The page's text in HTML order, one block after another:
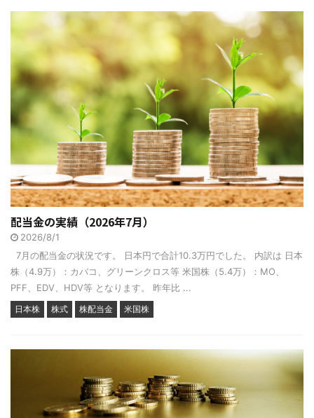
配当金の実績（2026年7月）
2026/8/1
7月の配当金の状況です。 日本円で合計10.3万円でした。 内訳は 日本
株（4.9万）：カバコ、グリーンクロス等 米国株（5.4万）：MO、
PFF、EDV、HDV等 となります。 昨年比 ...
日本株 株式 株配当金 米国株